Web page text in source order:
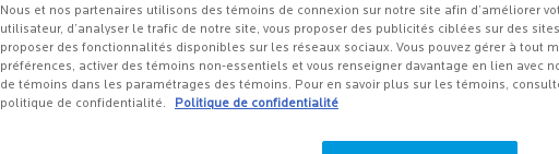
30,95
Ce
Nous et nos partenaires utilisons des témoins de connexion sur notre site afin d’améliorer
utilisateur, d’analyser le trafic de notre site, vous proposer des publicités ciblées sur des
proposer des fonctionnalités disponibles sur les réseaux sociaux. Vous pouvez gérer à tout
préférences, activer des témoins non-essentiels et vous renseigner davantage en lien avec
de témoins dans les paramétrages des témoins. Pour en savoir plus sur les témoins,
politique de confidentialité.
Politique de confidentialité